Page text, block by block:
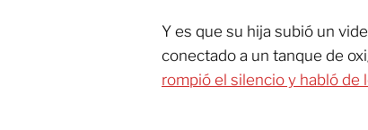
Y es que su hija subió un
conectado a un tanque de
rompió el silencio y habló de